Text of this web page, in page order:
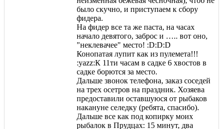
было скучно, и приступаем к сбору
фидера.
На фидер все та же паста, на часах
начало девятого, заброс и ….. вот оно,
"неклевачее" место! :D:D:D
Конопатая лупит как из пулемета!!!
:yazz:К 11ти часам в садке 6 хвостов в
садке борются за место.
Дальше звонок телефона, заказ соседей
на трех осетров на праздник. Хозяева
предоставили оставшуюся от рыбаков
накануне селедку (ребята, спасибо).
Дальше все как под копирку моих
рыбалок в Прудцах: 15 минут, два